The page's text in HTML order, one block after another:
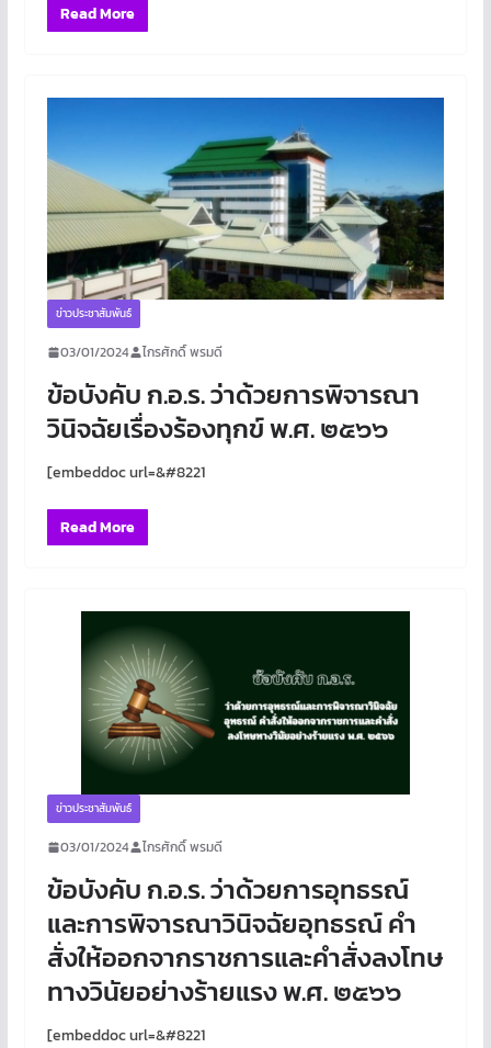
Read More
ข่าวประชาสัมพันธ์
03/01/2024 ไกรศักดิ์ พรมดี
ข้อบังคับ ก.อ.ร. ว่าด้วยการพิจารณา
วินิจฉัยเรื่องร้องทุกข์ พ.ศ. ๒๕๖๖
[embeddoc url=&#8221
Read More
ข่าวประชาสัมพันธ์
03/01/2024 ไกรศักดิ์ พรมดี
ข้อบังคับ ก.อ.ร. ว่าด้วยการอุทธรณ์
และการพิจารณาวินิจฉัยอุทธรณ์ คำ
สั่งให้ออกจากราชการและคำสั่งลงโทษ
ทางวินัยอย่างร้ายแรง พ.ศ. ๒๕๖๖
[embeddoc url=&#8221